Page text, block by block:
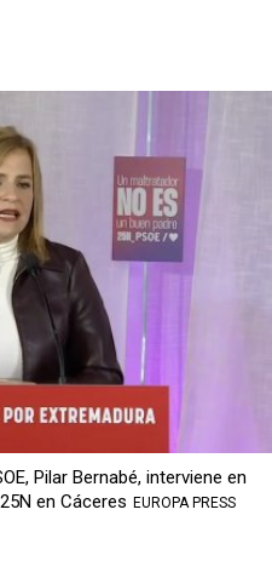
Pilar Bernabé, interviene en
en Cáceres EUROPA PRESS